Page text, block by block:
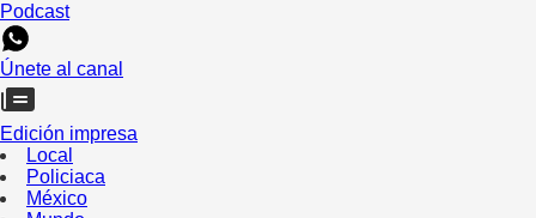
Podcast
Únete al canal
Edición impresa
Local
Policiaca
México